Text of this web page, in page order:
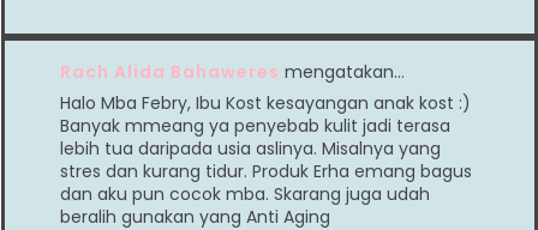
Rach Alida Bahaweres mengatakan…
Halo Mba Febry, Ibu Kost kesayangan anak kost :)
Banyak mmeang ya penyebab kulit jadi terasa
lebih tua daripada usia aslinya. Misalnya yang
stres dan kurang tidur. Produk Erha emang bagus
dan aku pun cocok mba. Skarang juga udah
beralih gunakan yang Anti Aging